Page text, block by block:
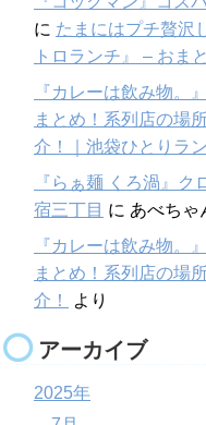
に たまにはプチ贅沢
トロランチ』 – おま
『カレーは飲み物。
まとめ！系列店の場
介！｜池袋ひとりラ
『らぁ麺 くろ渦』
宿三丁目 に あべちゃ
『カレーは飲み物。
まとめ！系列店の場
介！
より
アーカイブ
2025年